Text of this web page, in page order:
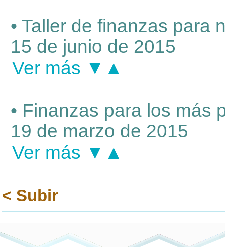
• Taller de finanzas para
15 de junio de 2015
Ver más ▼▲
• Finanzas para los más
19 de marzo de 2015
Ver más ▼▲
< Subir